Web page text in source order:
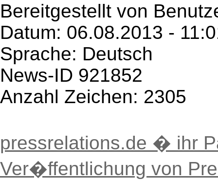
Bereitgestellt von
Datum: 06.08.2013 -
Sprache: Deutsch
News-ID 921852
Anzahl Zeichen: 2305
pressrelations.de � ihr
Ver�ffentlichung von